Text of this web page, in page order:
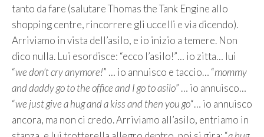
tanto da fare (salutare Thomas the Tank Engine allo
shopping centre, rincorrere gli uccelli e via dicendo).
Arriviamo in vista dell’asilo, e io inizio a temere. Non
dico nulla. Lui esordisce: “ecco l’asilo!”… io zitta… lui
“we don’t cry anymore!” … io annuisco e taccio… “mommy
and daddy go to the office and I go to asilo” … io annuisco…
“we just give a hug and a kiss and then you go“… io annuisco
ancora, ma non ci credo. Arriviamo all’asilo, entriamo in